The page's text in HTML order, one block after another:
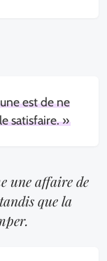
est de ne
satisfaire. »
une affaire de
que la